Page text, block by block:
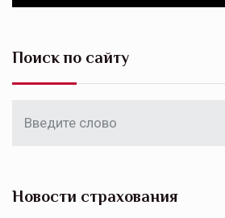
Поиск по сайту
Новости страхования